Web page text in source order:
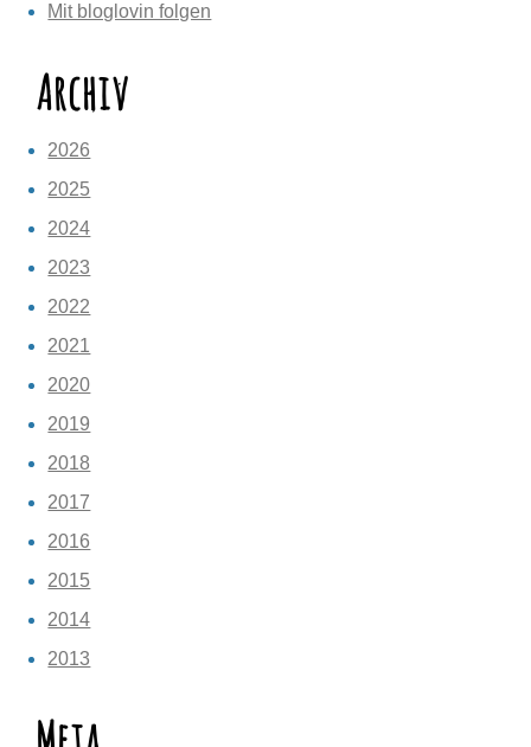
Mit bloglovin folgen
Archiv
2026
2025
2024
2023
2022
2021
2020
2019
2018
2017
2016
2015
2014
2013